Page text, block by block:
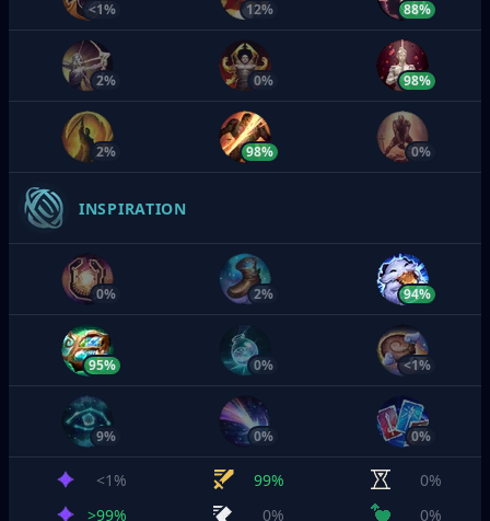
<1% 12% 88%
2% 0% 98%
2% 98% 0%
INSPIRATION
0% 2% 94%
95% 0% <1%
9% 0% 0%
<1% 99%
0%
>99%
0% 0%